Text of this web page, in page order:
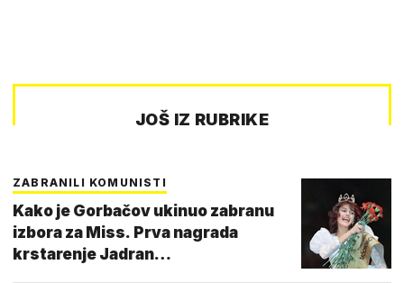
JOŠ IZ RUBRIKE
ZABRANILI KOMUNISTI
Kako je Gorbačov ukinuo zabranu
izbora za Miss. Prva nagrada
krstarenje Jadran…